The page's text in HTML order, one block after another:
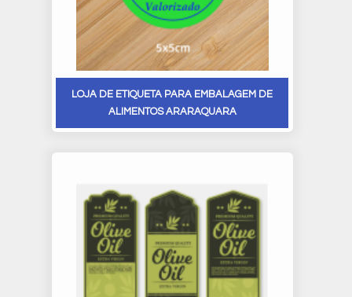
LOJA DE ETIQUETA PARA EMBALAGEM DE
ALIMENTOS ARARAQUARA